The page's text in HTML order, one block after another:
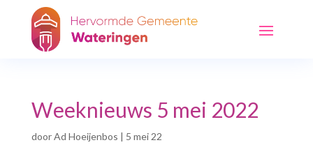
Weeknieuws 5 mei 2022
doorAd Hoeijenbos | 5 mei 22